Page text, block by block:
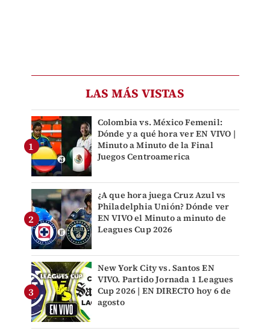
LAS MÁS VISTAS
Colombia vs. México Femenil:
Dónde y a qué hora ver EN VIVO |
Minuto a Minuto de la Final
Juegos Centroamerica
¿A que hora juega Cruz Azul vs
Philadelphia Unión? Dónde ver
EN VIVO el Minuto a minuto de
Leagues Cup 2026
New York City vs. Santos EN
VIVO. Partido Jornada 1 Leagues
Cup 2026 | EN DIRECTO hoy 6 de
agosto